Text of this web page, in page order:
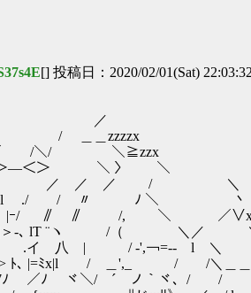
[] 投稿日：2020/02/01(Sat)
＿zzzzx
￣/＼/ ￣＼≧zzx
＞―＜＞ ￣￣￣＼
／ ／ / ＼
./ / 〃 ﾉ ＼ 丶 {x
ｰ/ ∥ ∥ /, ＼ ／∨x__／
| |＞‐､ lT ¨ヽ /（ ＼／ ＼
.イ 八 | / ‐',￢=‐- l
> ﾄ､ |=ﾐx|l / ＿',_ / /＼
／ﾉ ヾ＼/ ´ ノ｀ヾ、/